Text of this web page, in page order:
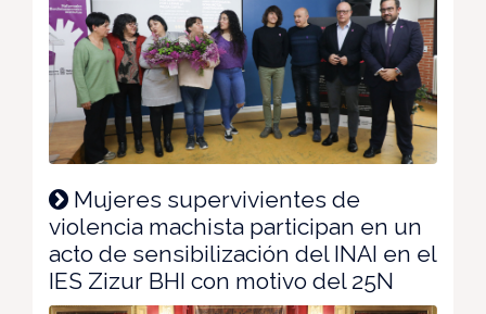
Mujeres supervivientes de
violencia machista participan en un
acto de sensibilización del INAI en el
IES Zizur BHI con motivo del 25N